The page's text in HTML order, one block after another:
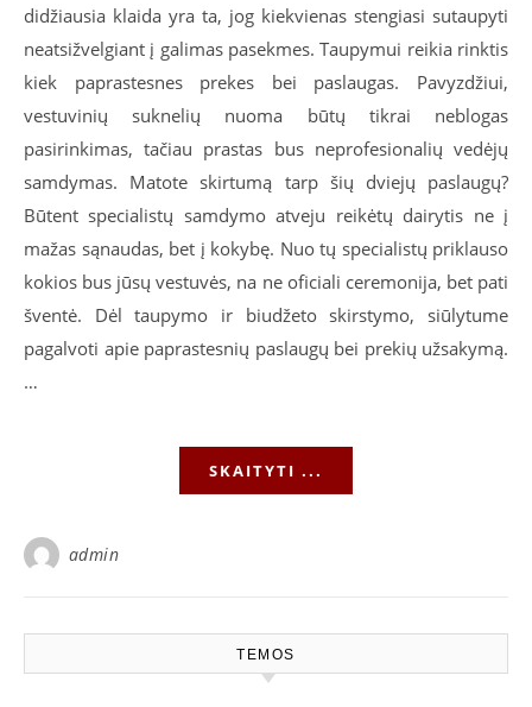
didžiausia klaida yra ta, jog kiekvienas stengiasi sutaupyti
neatsižvelgiant į galimas pasekmes. Taupymui reikia rinktis
kiek paprastesnes prekes bei paslaugas. Pavyzdžiui,
vestuvinių suknelių nuoma būtų tikrai neblogas
pasirinkimas, tačiau prastas bus neprofesionalių vedėjų
samdymas. Matote skirtumą tarp šių dviejų paslaugų?
Būtent specialistų samdymo atveju reikėtų dairytis ne į
mažas sąnaudas, bet į kokybę. Nuo tų specialistų priklauso
kokios bus jūsų vestuvės, na ne oficiali ceremonija, bet pati
šventė. Dėl taupymo ir biudžeto skirstymo, siūlytume
pagalvoti apie paprastesnių paslaugų bei prekių užsakymą.
…
SKAITYTI ...
admin
TEMOS